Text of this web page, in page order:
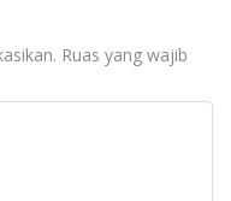
Ruas yang wajib